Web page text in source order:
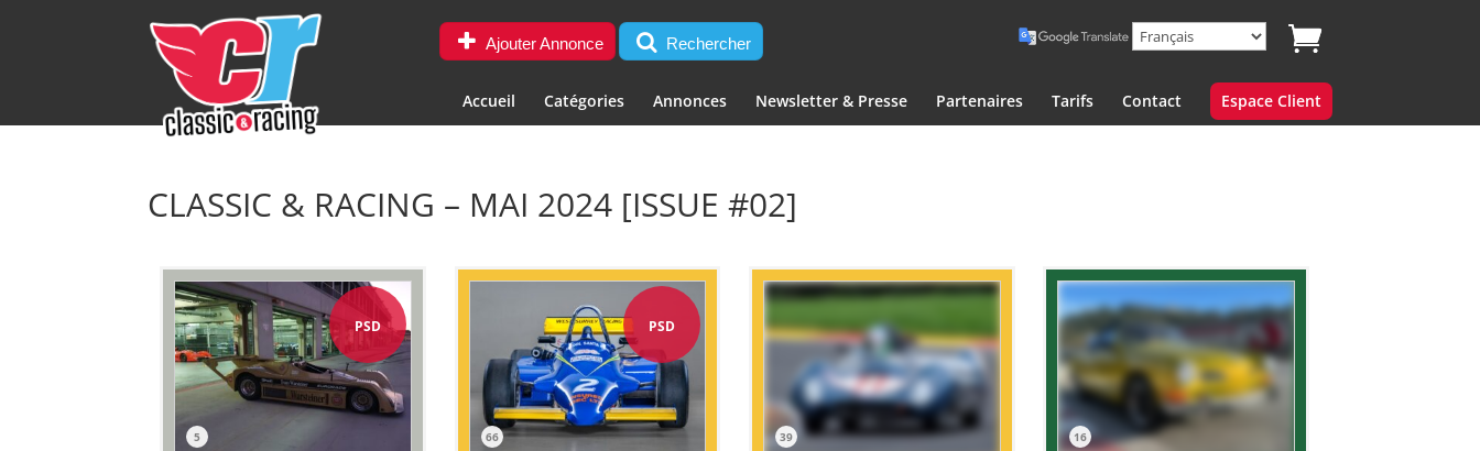
Ajouter Annonce Rechercher
Accueil Catégories Annonces Newsletter & Presse Partenaires Tarifs Contact Espace Client
CLASSIC & RACING – MAI 2024 [ISSUE #02]
PSD
5
PSD
66 39 16